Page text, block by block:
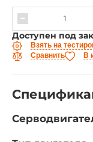
Доступен под
Взять на
Сравнить
В